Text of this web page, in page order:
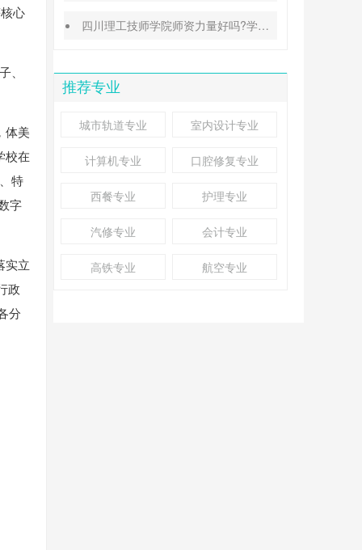
心
、
体美
校在
特
字
实立
政
分
四川理工技师学院师资力量好吗?学校地址在哪里
推荐专业
城市轨道专业 室内设计专业
计算机专业 口腔修复专业
西餐专业 护理专业
汽修专业 会计专业
高铁专业 航空专业